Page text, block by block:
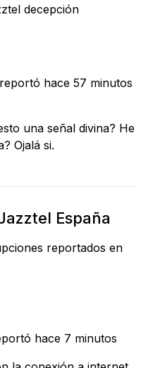
decepción
hace 57 minutos
una señal divina? He
Ojalá si.
España
reportados en
hace 7 minutos